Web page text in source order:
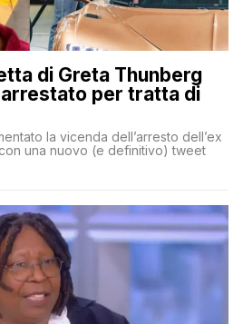
di Greta Thunberg
per tratta di
la vicenda dell’arresto dell’ex
una nuovo (e definitivo) tweet